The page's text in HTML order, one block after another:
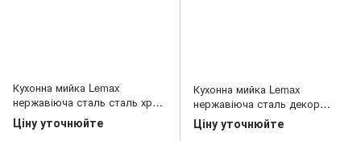
Кухонна мийка Lemax
нержавіюча сталь сталь хром
LE-5003 CH + сифон (LE-5003
CH)
Ціну уточнюйте
Кухонна мийка Lemax
нержавіюча сталь декор
сталь LE-5011 DE + сифон (LE-
5011 DE)
Ціну уточнюйте